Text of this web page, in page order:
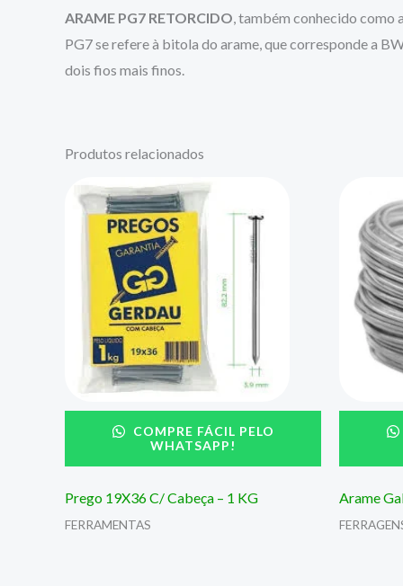
ARAME PG7 RETORCIDO, também conhecido como
PG7 se refere à bitola do arame, que corresponde a
dois fios mais finos.
Produtos relacionados
COMPRE FÁCIL PELO
WHATSAPP!
Prego 19X36 C/ Cabeça – 1 KG
FERRAMENTAS
Arame